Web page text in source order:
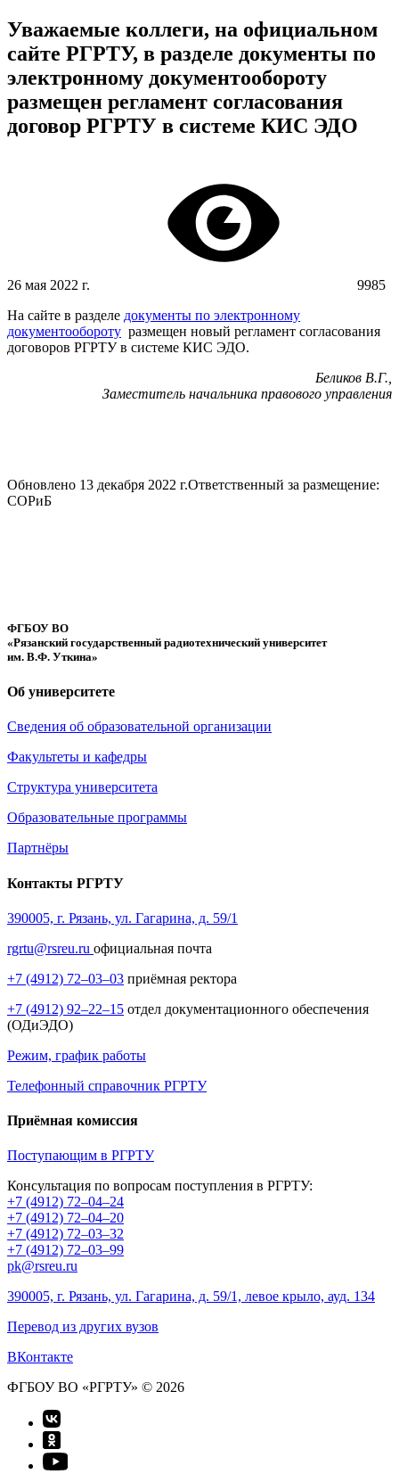
Уважаемые коллеги, на официальном
сайте РГРТУ, в разделе документы по
электронному документообороту
размещен регламент согласования
договор РГРТУ в системе КИС ЭДО
26 мая 2022 г.
9985
На сайте в разделе документы по электронному
документообороту размещен новый регламент согласования
договоров РГРТУ в системе КИС ЭДО.
Беликов В.Г.,
Заместитель начальника правового управления
Обновлено 13 декабря 2022 г.Ответственный за размещение:
СОРиБ
ФГБОУ ВО
«Рязанский государственный радиотехнический университет
им. В.Ф. Уткина»
Об университете
Сведения об образовательной организации
Факультеты и кафедры
Структура университета
Образовательные программы
Партнёры
Контакты РГРТУ
390005, г. Рязань, ул. Гагарина, д. 59/1
rgrtu@rsreu.ru официальная почта
+7 (4912) 72–03–03 приёмная ректора
+7 (4912) 92–22–15 отдел документационного обеспечения
(ОДиЭДО)
Режим, график работы
Телефонный справочник РГРТУ
Приёмная комиссия
Поступающим в РГРТУ
Консультация по вопросам поступления в РГРТУ:
+7 (4912) 72–04–24
+7 (4912) 72–04–20
+7 (4912) 72–03–32
+7 (4912) 72–03–99
pk@rsreu.ru
390005, г. Рязань, ул. Гагарина, д. 59/1, левое крыло, ауд. 134
Перевод из других вузов
ВКонтакте
ФГБОУ ВО «РГРТУ» © 2026